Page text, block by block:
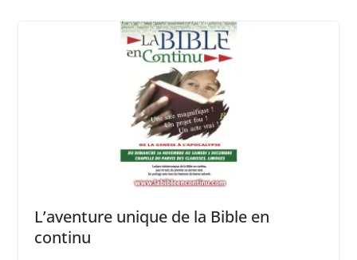
L’aventure unique de la Bible en
continu